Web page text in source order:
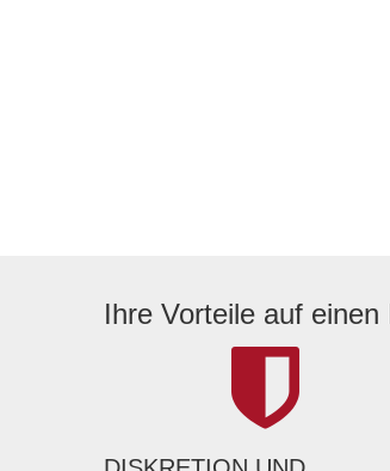
Ihre Vorteile auf einen